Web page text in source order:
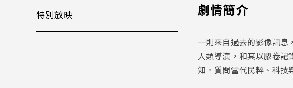
劇情簡介
一則來自過去的影像訊
人類導演，和其以膠卷
知。質問當代民粹、科技
特別放映